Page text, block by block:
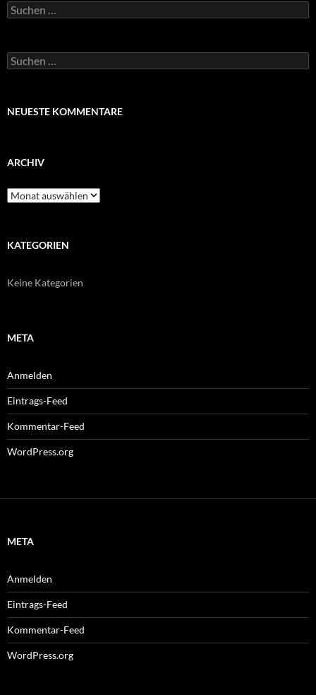
Suchen
nach:
Suchen
nach:
NEUESTE KOMMENTARE
ARCHIV
Archiv
KATEGORIEN
Keine Kategorien
META
Anmelden
Eintrags-Feed
Kommentar-Feed
WordPress.org
META
Anmelden
Eintrags-Feed
Kommentar-Feed
WordPress.org